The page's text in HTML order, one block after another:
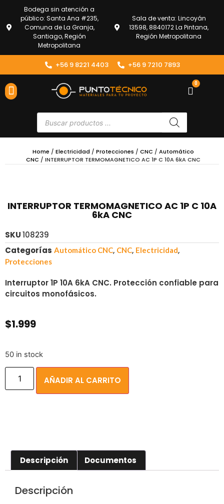
Bodega sin atención a
público: Santa Ana #235,
Comuna de La Granja,
Santiago, Región
Metropolitana
Sala de venta: Lincoyán
13598, 8840172 La Pintana,
Región Metropolitana
+56 9 8221 4403 +56 9 7210 7893
0
Home / Electricidad / Protecciones / CNC / Automático
CNC / INTERRUPTOR TERMOMAGNETICO AC 1P C 10A 6kA CNC
INTERRUPTOR TERMOMAGNETICO AC 1P C 10A
6kA CNC
SKU108239
Categorías Automático CNC, CNC, Electricidad,
Protecciones
Interruptor 1P 10A 6kA CNC. Protección confiable para
circuitos monofásicos.
$1.999
50 in stock
AÑADIR AL CARRITO
Descripción Documentos
Descripción